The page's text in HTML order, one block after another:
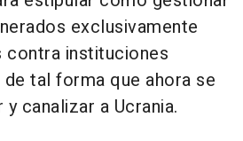
exclusivamente
contra instituciones
tal forma que ahora se
canalizar a Ucrania.